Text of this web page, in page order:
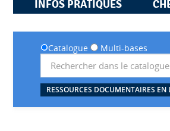
INFOS PRATIQUES
Catalogue Multi-bases
RESSOURCES DOCUMENTAIRES EN